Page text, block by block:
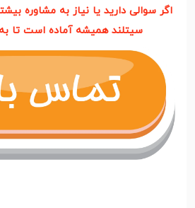
اگر سوالی دارید یا نیاز به مشاوره
سیتلند همیشه آماده است تا